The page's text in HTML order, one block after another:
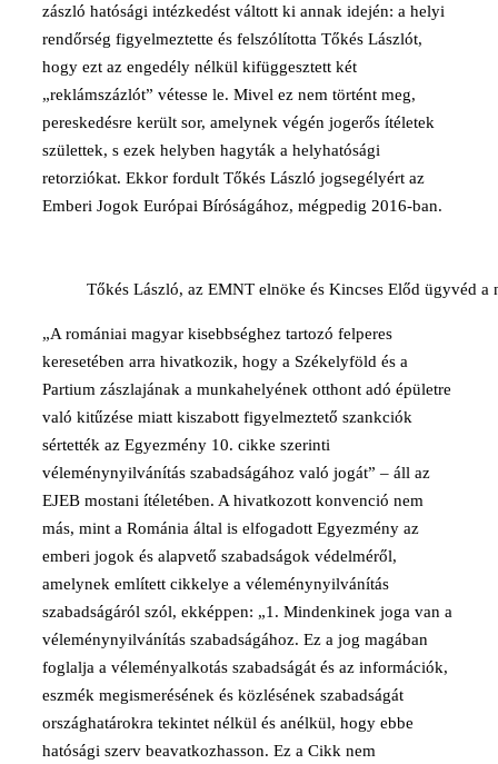
zászló hatósági intézkedést váltott ki annak idején: a helyi
rendőrség figyelmeztette és felszólította Tőkés Lászlót,
hogy ezt az engedély nélkül kifüggesztett két
„reklámszázlót” vétesse le. Mivel ez nem történt meg,
pereskedésre került sor, amelynek végén jogerős ítéletek
születtek, s ezek helyben hagyták a helyhatósági
retorziókat. Ekkor fordult Tőkés László jogsegélyért az
Emberi Jogok Európai Bíróságához, mégpedig 2016-ban.
Tőkés László, az EMNT elnöke és Kincses Előd ügyvéd
„A romániai magyar kisebbséghez tartozó felperes
keresetében arra hivatkozik, hogy a Székelyföld és a
Partium zászlajának a munkahelyének otthont adó épületre
való kitűzése miatt kiszabott figyelmeztető szankciók
sértették az Egyezmény 10. cikke szerinti
véleménynyilvánítás szabadságához való jogát” – áll az
EJEB mostani ítéletében. A hivatkozott konvenció nem
más, mint a Románia által is elfogadott Egyezmény az
emberi jogok és alapvető szabadságok védelméről,
amelynek említett cikkelye a véleménynyilvánítás
szabadságáról szól, ekképpen: „1. Mindenkinek joga van a
véleménynyilvánítás szabadságához. Ez a jog magában
foglalja a véleményalkotás szabadságát és az információk,
eszmék megismerésének és közlésének szabadságát
országhatárokra tekintet nélkül és anélkül, hogy ebbe
hatósági szerv beavatkozhasson. Ez a Cikk nem